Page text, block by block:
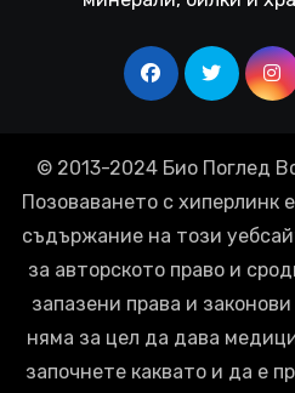
© 2013-2024 Био Поглед
Позоваването с хиперлинк
съдържание на този
за авторското право и
запазени права и
няма за цел да дава
започнете каквато и да е